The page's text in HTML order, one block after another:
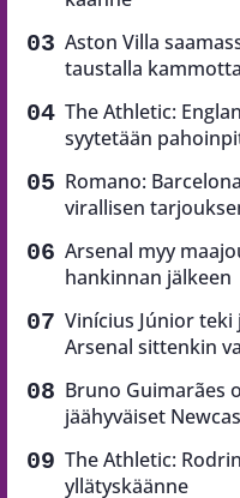
Aston Villa
taustalla
The Athletic:
syytetään
Romano:
virallisen
Arsenal myy
hankinnan jälkeen
Vinícius Júnior
Arsenal sittenkin
Bruno Guimarães
jäähyväiset
The Athletic:
yllätyskäänne